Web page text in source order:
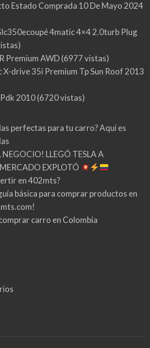
Estado Comprada 10 De Mayo 2024
4matic 4×4 2.0turb Plug
Premium AWD(6977 vistas)
X-drive 35i Premium Tp Sun Roof 2013
2010(6720 vistas)
perfectas para tu carro? Aquí es
NEGOCIO! LLEGÓ TESLA A
EXPLOTÓ
en 402mts?
básica para comprar productos en
carro en Colombia